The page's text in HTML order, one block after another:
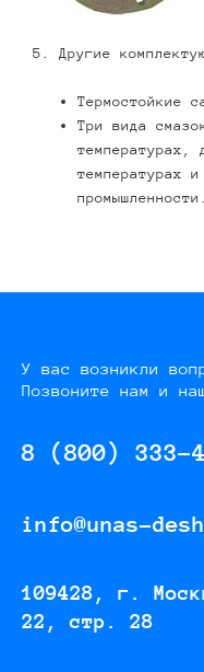
5. Другие
Термостойкие
Три вида
температурах,
температурах
промышленности.
У вас возникли
Позвоните нам и
8 (800) 333-
info@unas-
109428, г.
22, стр. 28